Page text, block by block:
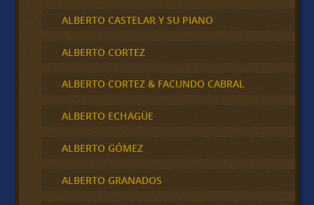
ALBERTO CASTELAR Y SU PIANO
ALBERTO CORTEZ
ALBERTO CORTEZ & FACUNDO CABRAL
ALBERTO ECHAGÜE
ALBERTO GÓMEZ
ALBERTO GRANADOS